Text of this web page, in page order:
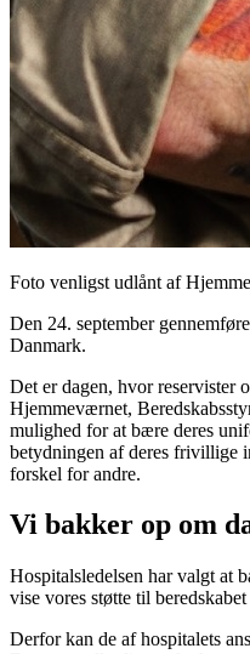
Foto venligst udlånt af
Den 24. september
Danmark.
Det er dagen, hvor reservister
Hjemmeværnet,
mulighed for at bære deres
betydningen af deres frivillige
forskel for andre.
Vi bakker op om
Hospitalsledelsen har valgt at
vise vores støtte til
Derfor kan de af hospitalets